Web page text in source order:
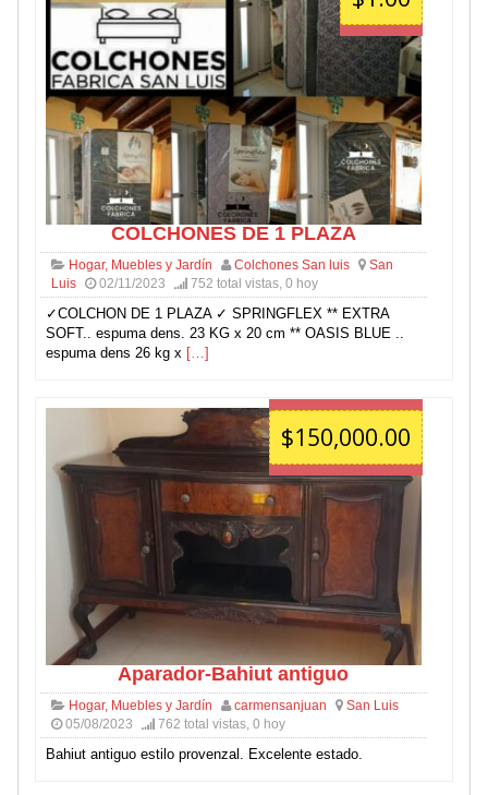
COLCHONES DE 1 PLAZA
Hogar, Muebles y Jardín Colchones San luis
San
Luis
02/11/2023 752 total vistas, 0 hoy
✓COLCHON DE 1 PLAZA ✓ SPRINGFLEX ** EXTRA
SOFT.. espuma dens. 23 KG x 20 cm ** OASIS BLUE ..
espuma dens 26 kg x […]
$150,000.00
Aparador-Bahiut antiguo
Hogar, Muebles y Jardín carmensanjuan
San Luis
05/08/2023
762 total vistas, 0 hoy
Bahiut antiguo estilo provenzal. Excelente estado.